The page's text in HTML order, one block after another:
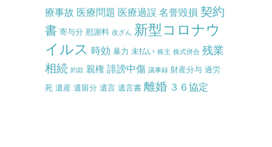
療事故 医療問題 医療過誤 名誉毀損 契約
書 寄与分 慰謝料 改ざん 新型コロナウ
イルス 時効 暴力 未払い 株主 株式併合 残業
相続 約款 親権 誹謗中傷 議事録 財産分与 過労
死 遺産 遺留分 遺言 遺言書 離婚 ３６協定